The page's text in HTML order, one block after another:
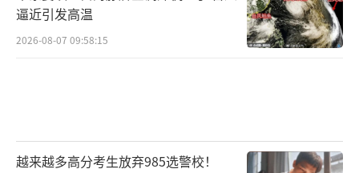
逼近引发高温
2026-08-07 09:58:15
越来越多高分考生放弃985选警校！